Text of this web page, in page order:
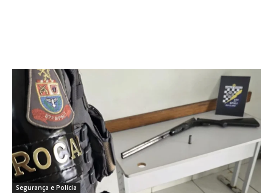
Segurança e Polícia